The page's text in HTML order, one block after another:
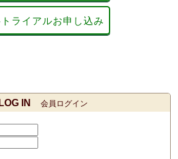
ライアルお申し込み
LOG IN 会員ログイン